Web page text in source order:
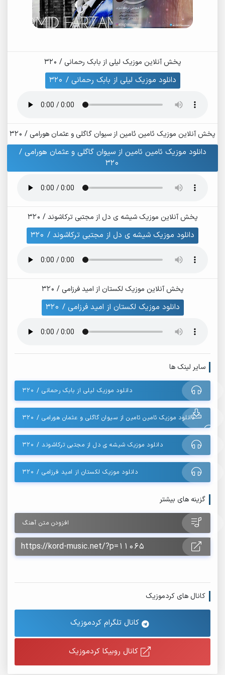
پخش آنلاین موزیک لیلی از بابک رحمانی / 320
دانلود موزیک لیلی از بابک رحمانی / 320
پخش آنلاین موزیک ئامین ئامین از سیوان گاگلی و عثمان هورامی / 320
دانلود موزیک ئامین ئامین از سیوان گاگلی و عثمان هورامی /
320
پخش آنلاین موزیک شیشه ی دل از مجتبی ترکاشوند / 320
دانلود موزیک شیشه ی دل از مجتبی ترکاشوند / 320
پخش آنلاین موزیک لکستان از امید فرزامی / 320
دانلود موزیک لکستان از امید فرزامی / 320
سایر لینک ها
دانلود موزیک لیلی از بابک رحمانی / 320
دانلود موزیک ئامین ئامین از سیوان گاگلی و عثمان هورامی / 320
دانلود موزیک شیشه ی دل از مجتبی ترکاشوند / 320
دانلود موزیک لکستان از امید فرزامی / 320
گزینه های بیشتر
افزودن متن آهنگ
کانال های کردموزیک
کانال تلگرام کردموزیک
کانال روبیکا کردموزیک